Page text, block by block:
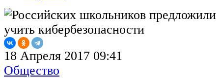
18 Апреля 2017 09:41
Общество